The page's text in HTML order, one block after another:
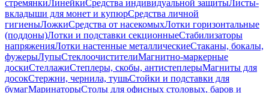
стремянкиЛинейкиСредства индивидуальной защитыЛисты-
вкладыши для монет и купюрСредства личной
гигиеныЛожкиСредства от насекомыхЛотки горизонтальные
(поддоны)Лотки и подставки секционныеСтабилизаторы
напряженияЛотки настенные металлическиеСтаканы, бокалы,
фужерыЛупыСтеклоочистителиМагнитно-маркерные
доскиСтеллажиСтеплеры, скобы, антистеплерыМагниты для
досокСтержни, чернила, тушьСтойки и подставки для
бумагМаринаторыСтолы для офисных столовых, баров и